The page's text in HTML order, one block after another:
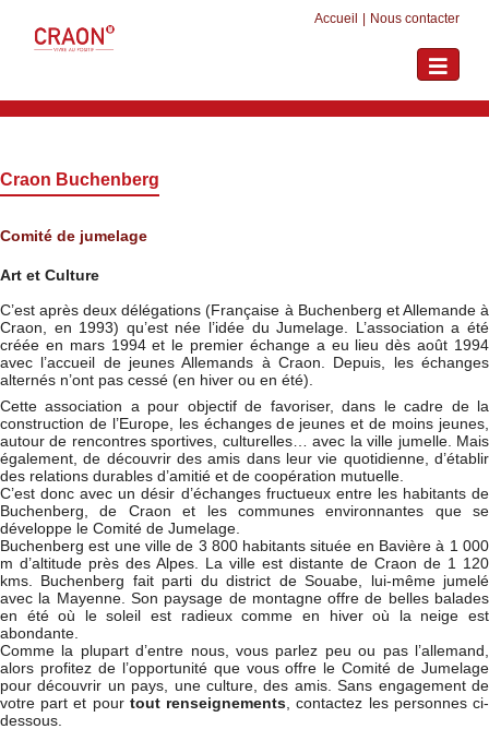
Accueil Nous contacter
Toggle
Craon Buchenberg
Comité de jumelage
Art et Culture
C’est après deux délégations (Française à Buchenberg et Allemande à
Craon, en 1993) qu’est née l’idée du Jumelage. L’association a été
créée en mars 1994 et le premier échange a eu lieu dès août 1994
avec l’accueil de jeunes Allemands à Craon. Depuis, les échanges
alternés n’ont pas cessé (en hiver ou en été).
Cette association a pour objectif de favoriser, dans le cadre de la
construction de l’Europe, les échanges de jeunes et de moins jeunes,
autour de rencontres sportives, culturelles… avec la ville jumelle. Mais
également, de découvrir des amis dans leur vie quotidienne, d’établir
des relations durables d’amitié et de coopération mutuelle.
C’est donc avec un désir d’échanges fructueux entre les habitants de
Buchenberg, de Craon et les communes environnantes que se
développe le Comité de Jumelage.
Buchenberg est une ville de 3 800 habitants située en Bavière à 1 000
m d’altitude près des Alpes. La ville est distante de Craon de 1 120
kms. Buchenberg fait parti du district de Souabe, lui-même jumelé
avec la Mayenne. Son paysage de montagne offre de belles balades
en été où le soleil est radieux comme en hiver où la neige est
abondante.
Comme la plupart d’entre nous, vous parlez peu ou pas l’allemand,
alors profitez de l’opportunité que vous offre le Comité de Jumelage
pour découvrir un pays, une culture, des amis. Sans engagement de
votre part et pour tout renseignements , contactez les personnes ci-
dessous.